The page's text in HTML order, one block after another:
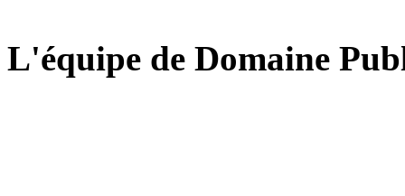
L'équipe de Domaine